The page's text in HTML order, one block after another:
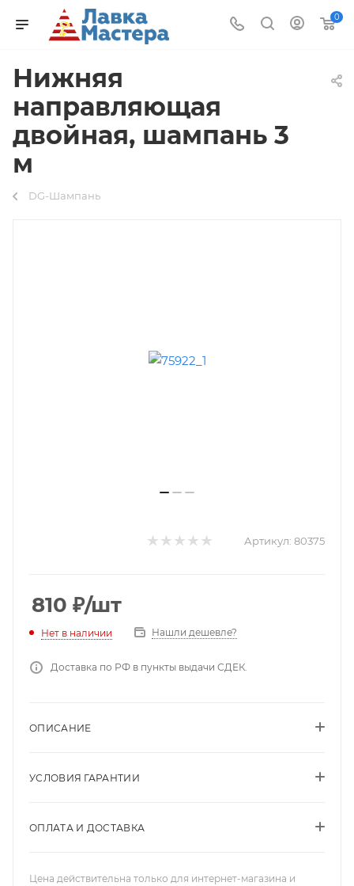
0
Нижняя
направляющая
двойная, шампань 3
м
DG-Шампань
Артикул: 80375
810 ₽/шт
Нет в наличии Нашли дешевле?
Доставка по РФ в пункты выдачи СДЕК.
ОПИСАНИЕ
УСЛОВИЯ ГАРАНТИИ
ОПЛАТА И ДОСТАВКА
Цена действительна только для интернет-магазина и